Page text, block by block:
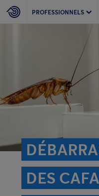
PROFESSIONNELS
DES